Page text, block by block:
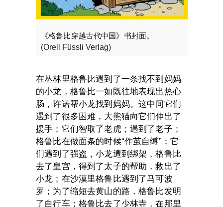
《格鲁比穿越古代中国》书封面。
(Orell Füssli Verlag)
在丛林里格鲁比遇到了一条找不到妈妈
的小龙，格鲁比一如既往地表现出热心
肠，许诺帮小龙找到妈妈。这中间它们
遇到了很多困难，大熊猫向它们伸出了
援手；它们智取了老虎；遇到了老子；
格鲁比在做面条的时候“作茧自缚”；它
们遇到了强盗，小龙遭到绑架，格鲁比
去了皇宫，得到了太子的帮助，救出了
小龙；在沙漠里格鲁比遇到了马可波
罗；为了缩短去黄山的路，格鲁比发明
了自行车；格鲁比去了少林寺，在那里